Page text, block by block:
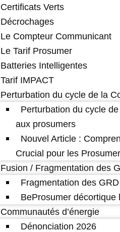
Certificats Verts
Décrochages
Le Compteur Communicant
Le Tarif Prosumer
Batteries Intelligentes
Tarif IMPACT
Perturbation du cycle de la
Perturbation du cycle
aux prosumers
Nouvel Article :
Crucial pour les
Fusion / Fragmentation des
Fragmentation des
BeProsumer
Communautés d’énergie
Dénonciation 2026